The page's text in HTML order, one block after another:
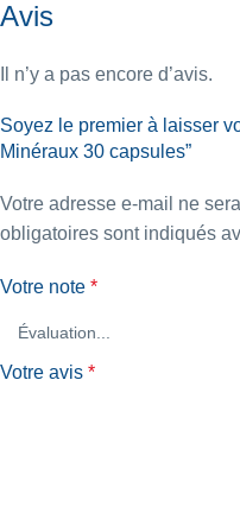
Avis
Il n’y a pas encore d’avis.
Soyez le premier à laisser
Minéraux 30 capsules”
Votre adresse e-mail ne
obligatoires sont indiqués
Votre note *
Votre avis *